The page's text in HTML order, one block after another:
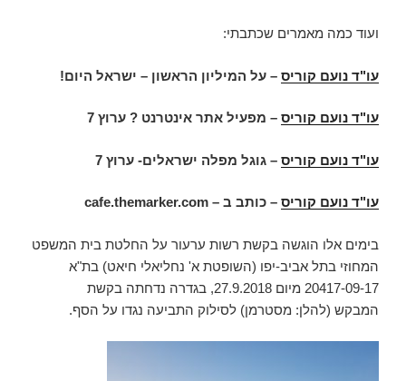
ועוד כמה מאמרים שכתבתי:
עו"ד נועם קוריס – על המיליון הראשון – ישראל היום!
עו"ד נועם קוריס – מפעיל אתר אינטרנט ? ערוץ 7
עו"ד נועם קוריס – גוגל מפלה ישראלים- ערוץ 7
עו"ד נועם קוריס – כותב ב – cafe.themarker.com
בימים אלו הוגשה בקשת רשות ערעור על החלטת בית המשפט
המחוזי בתל אביב-יפו (השופטת א' נחליאלי חיאט) בת"א
20417-09-17 מיום 27.9.2018, בגדרה נדחתה בקשת
המבקש (להלן: מסטרמן) לסילוק התביעה נגדו על הסף.